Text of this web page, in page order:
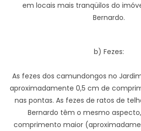
em locais mais tranqüilos do
Bernardo.
b) Fezes:
As fezes dos camundongos no
aproximadamente 0,5 cm de
nas pontas. As fezes de ratos de
Bernardo têm o mesmo
comprimento maior